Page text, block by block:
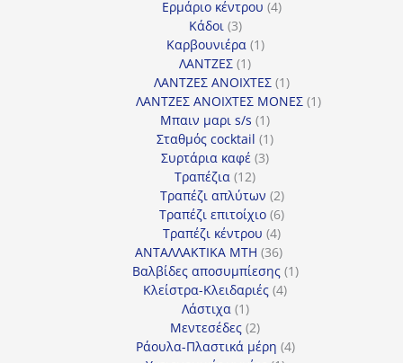
προϊόν
Ερμάριο κέντρου 44
Κάδοι 33
προϊόντα
Καρβουνιέρα 11
ΛΑΝΤΖΕΣ 11
προϊόν
ΛΑΝΤΖΕΣ ΑΝΟΙΧΤΕΣ 11
προϊόν
ΛΑΝΤΖΕΣ ΑΝΟΙΧΤΕΣ ΜΟΝΕΣ 11
Μπαιν μαρι s/s 11
προϊόν
Σταθμός cocktail 11
Συρτάρια καφέ 33
Τραπέζια 1212
προϊόντα
Τραπέζι απλύτων 22
προϊόντα
Τραπέζι επιτοίχιο 66
προϊόντα
Τραπέζι κέντρου 44
προϊόντα
ΑΝΤΑΛΛΑΚΤΙΚΑ MTH 3636
προϊόντα
Βαλβίδες αποσυμπίεσης 11
Κλείστρα-Κλειδαριές 44
Λάστιχα 11
προϊόν
Μεντεσέδες 22
προϊόντα
Ράουλα-Πλαστικά μέρη 44